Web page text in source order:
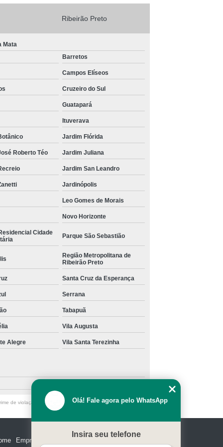
Ribeirão Preto
Mata
Barretos
Campos Elíseos
Cruzeiro do Sul
Guatapará
Ituverava
Jardim Flórida
Roberto Téo Jardim Juliana
Jardim San Leandro
Jardinópolis
Leo Gomes de Morais
Novo Horizonte
Cidade
Parque São Sebastião
Região Metropolitana de
Ribeirão Preto
Santa Cruz da Esperança
Serrana
Tabapuã
Vila Augusta
Alegre Vila Santa Terezinha
de violação de direito autoral – artigo 184 do Código Penal
Empresa
Olá! Fale agora pelo WhatsApp
Insira seu telefone